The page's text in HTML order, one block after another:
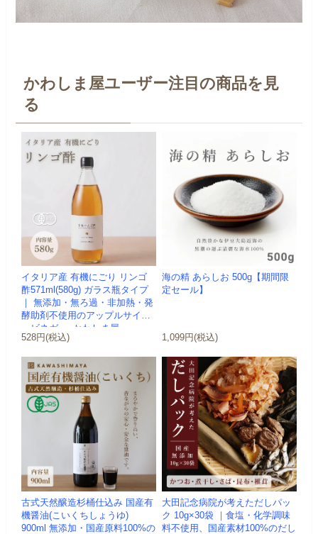
かわしま屋ユーザー注目の商品を見
る
イタリア産 有機にごり リンゴ
酢571ml(580g) ガラス瓶タイプ
｜ 無添加・無ろ過・非加熱・発
酵助剤不使用のアップルサイダ
ービネガー -かわしま屋-
528円(税込)
海の精 あらしお 500g【期間限
定セール】
1,099円(税込)
古式天然醸造杉桶仕込み 国産有
機醤油(こいくちしょうゆ)
900ml 無添加・国産原料100%の
大田記念病院が考えただしパッ
ク 10g×30袋 ｜食塩・化学調味
料不使用、国産素材100%のだし